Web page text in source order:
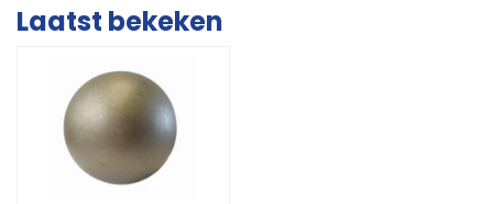
Laatst bekeken